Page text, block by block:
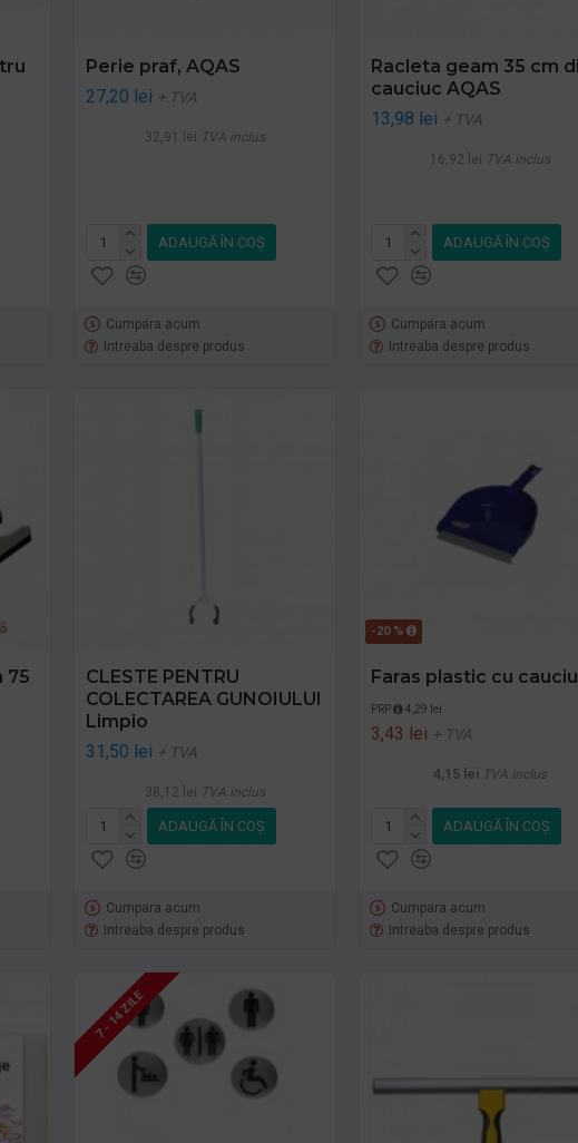
Perie praf, AQAS
27,20 lei + TVA
32,91 lei TVA inclus
ADAUGĂ ÎN COŞ
Cumpara acum
Intreaba despre produs
Racleta geam 35 cm
cauciuc AQAS
13,98 lei + TVA
16,92 lei TVA inclus
ADAUGĂ ÎN COŞ
Cumpara acum
Intreaba despre produs
75
CLESTE PENTRU
COLECTAREA GUNOIULUI
Limpio
31,50 lei + TVA
38,12 lei TVA inclus
ADAUGĂ ÎN COŞ
Cumpara acum
Intreaba despre produs
-20 %
Faras plastic cu
PRP 4,29 lei
3,43 lei + TVA
4,15 lei TVA inclus
ADAUGĂ ÎN COŞ
Cumpara acum
Intreaba despre produs
7 - 14 ZILE